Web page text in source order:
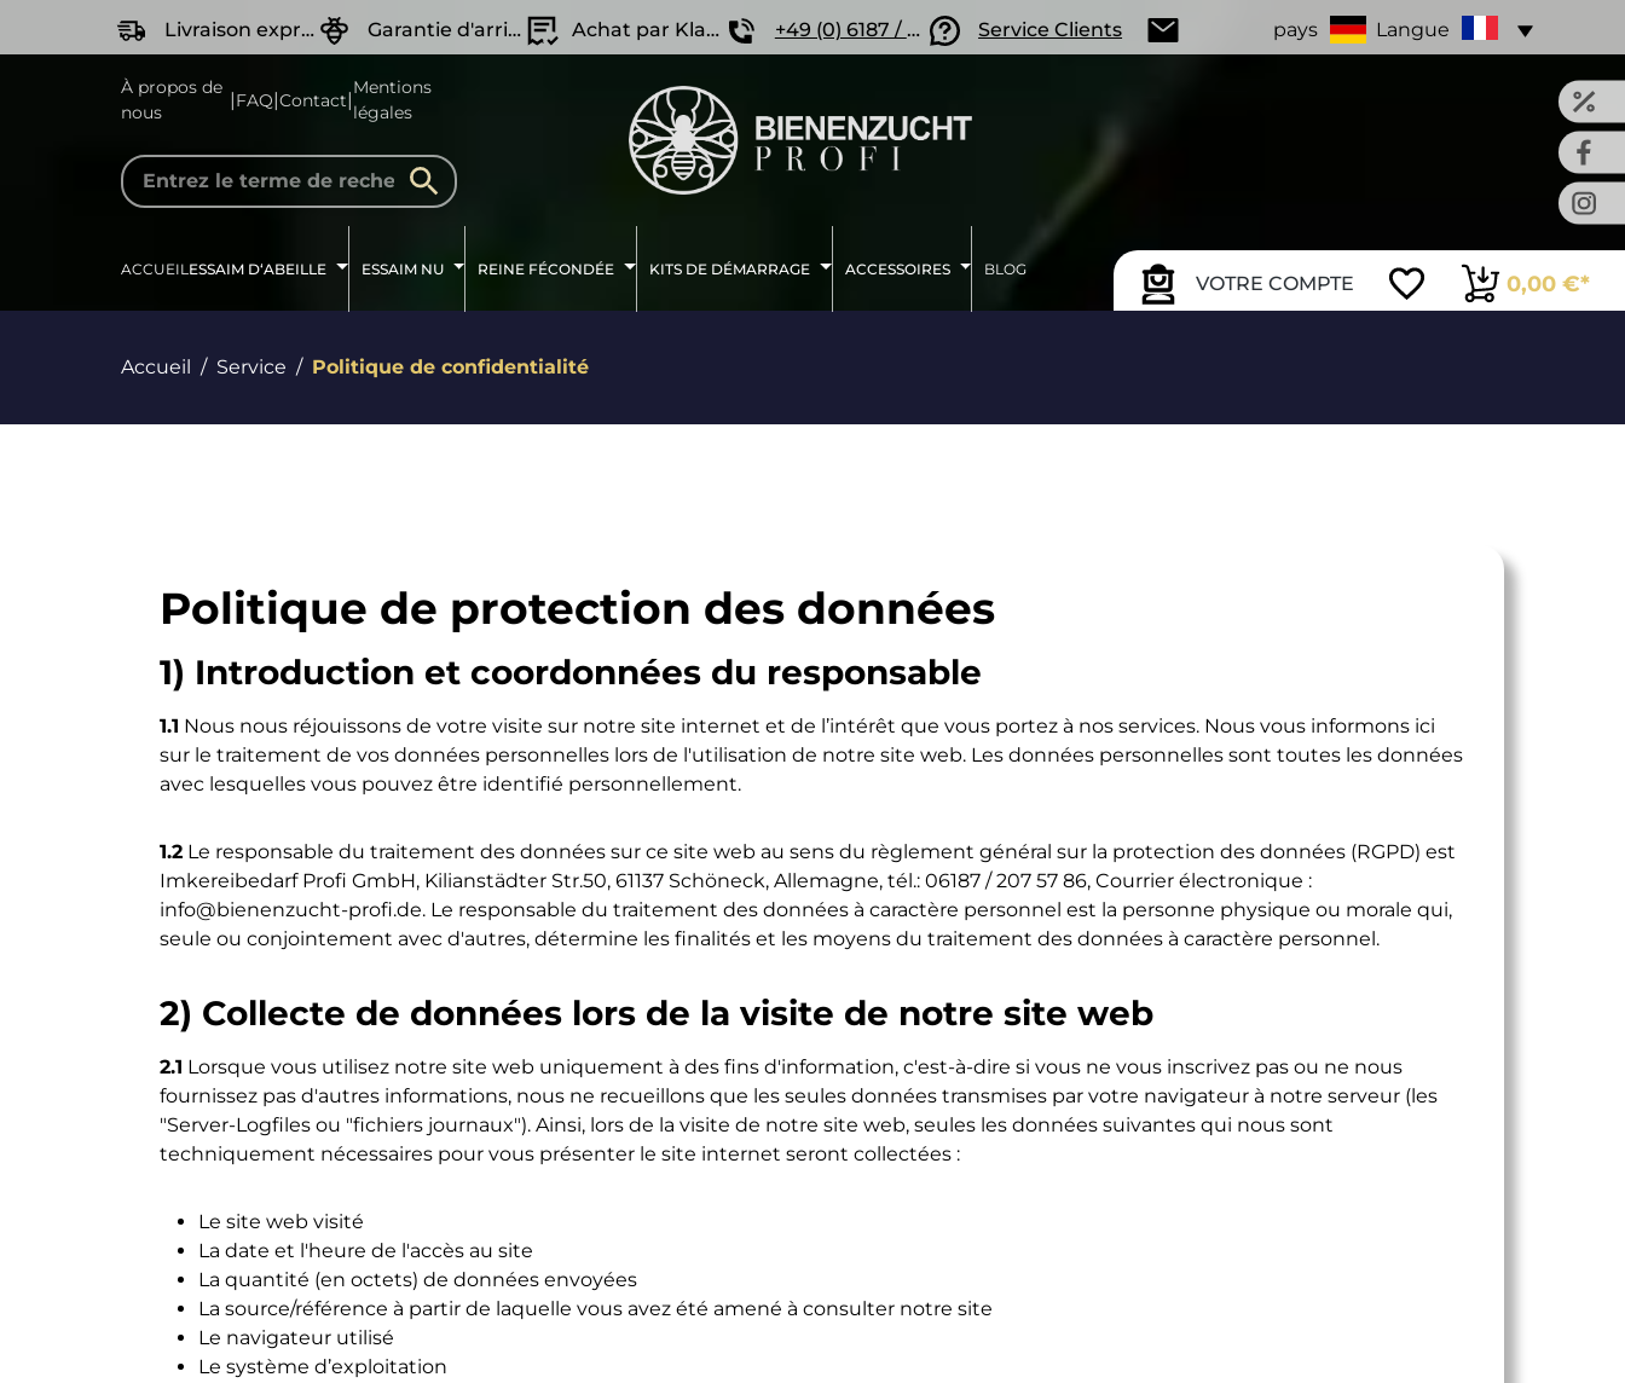
Passer à la navigation principale
Livraison express Garantie d'arrivée Vivante Achat par Klarna +49 (0) 6187 / 207 57 86 Service Clients pays Langue
À propos de
nous
|FAQ|Contact|
Mentions
légales
VOTRE COMPTE 0,00 €*
ACCUEILESSAIM D‘ABEILLE ESSAIM NU REINE FÉCONDÉE KITS DE DÉMARRAGE ACCESSOIRES BLOG
Accueil Service Politique de confidentialité
Politique de protection des données
1) Introduction et coordonnées du responsable
1.1 Nous nous réjouissons de votre visite sur notre site internet et de l’intérêt que vous portez à nos services. Nous vous informons ici
sur le traitement de vos données personnelles lors de l'utilisation de notre site web. Les données personnelles sont toutes les données
avec lesquelles vous pouvez être identifié personnellement.
1.2 Le responsable du traitement des données sur ce site web au sens du règlement général sur la protection des données (RGPD) est
Imkereibedarf Profi GmbH, Kilianstädter Str.50, 61137 Schöneck, Allemagne, tél.: 06187 / 207 57 86, Courrier électronique :
info@bienenzucht-profi.de. Le responsable du traitement des données à caractère personnel est la personne physique ou morale qui,
seule ou conjointement avec d'autres, détermine les finalités et les moyens du traitement des données à caractère personnel.
2) Collecte de données lors de la visite de notre site web
2.1 Lorsque vous utilisez notre site web uniquement à des fins d'information, c'est-à-dire si vous ne vous inscrivez pas ou ne nous
fournissez pas d'autres informations, nous ne recueillons que les seules données transmises par votre navigateur à notre serveur (les
"Server-Logfiles ou "fichiers journaux"). Ainsi, lors de la visite de notre site web, seules les données suivantes qui nous sont
techniquement nécessaires pour vous présenter le site internet seront collectées :
Le site web visité
La date et l'heure de l'accès au site
La quantité (en octets) de données envoyées
La source/référence à partir de laquelle vous avez été amené à consulter notre site
Le navigateur utilisé
Le système d’exploitation